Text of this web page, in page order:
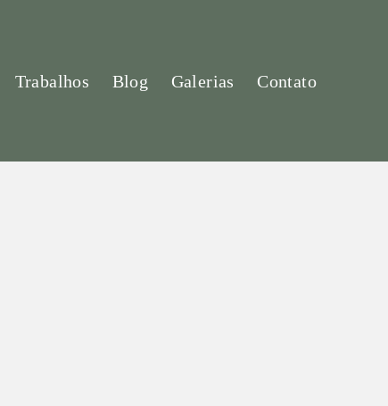
Trabalhos Blog Galerias Contato